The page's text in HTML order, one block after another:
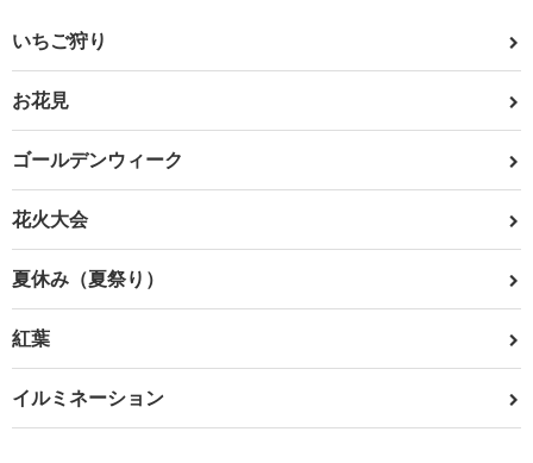
いちご狩り
お花見
ゴールデンウィーク
花火大会
夏休み（夏祭り）
紅葉
イルミネーション